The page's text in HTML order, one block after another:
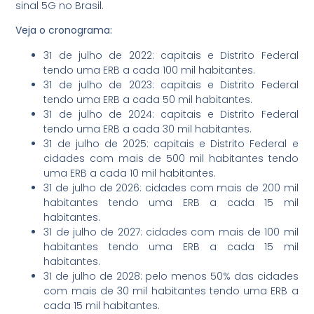
sinal 5G no Brasil.
Veja o cronograma:
31 de julho de 2022: capitais e Distrito Federal
tendo uma ERB a cada 100 mil habitantes.
31 de julho de 2023: capitais e Distrito Federal
tendo uma ERB a cada 50 mil habitantes.
31 de julho de 2024: capitais e Distrito Federal
tendo uma ERB a cada 30 mil habitantes.
31 de julho de 2025: capitais e Distrito Federal e
cidades com mais de 500 mil habitantes tendo
uma ERB a cada 10 mil habitantes.
31 de julho de 2026: cidades com mais de 200 mil
habitantes tendo uma ERB a cada 15 mil
habitantes.
31 de julho de 2027: cidades com mais de 100 mil
habitantes tendo uma ERB a cada 15 mil
habitantes.
31 de julho de 2028: pelo menos 50% das cidades
com mais de 30 mil habitantes tendo uma ERB a
cada 15 mil habitantes.